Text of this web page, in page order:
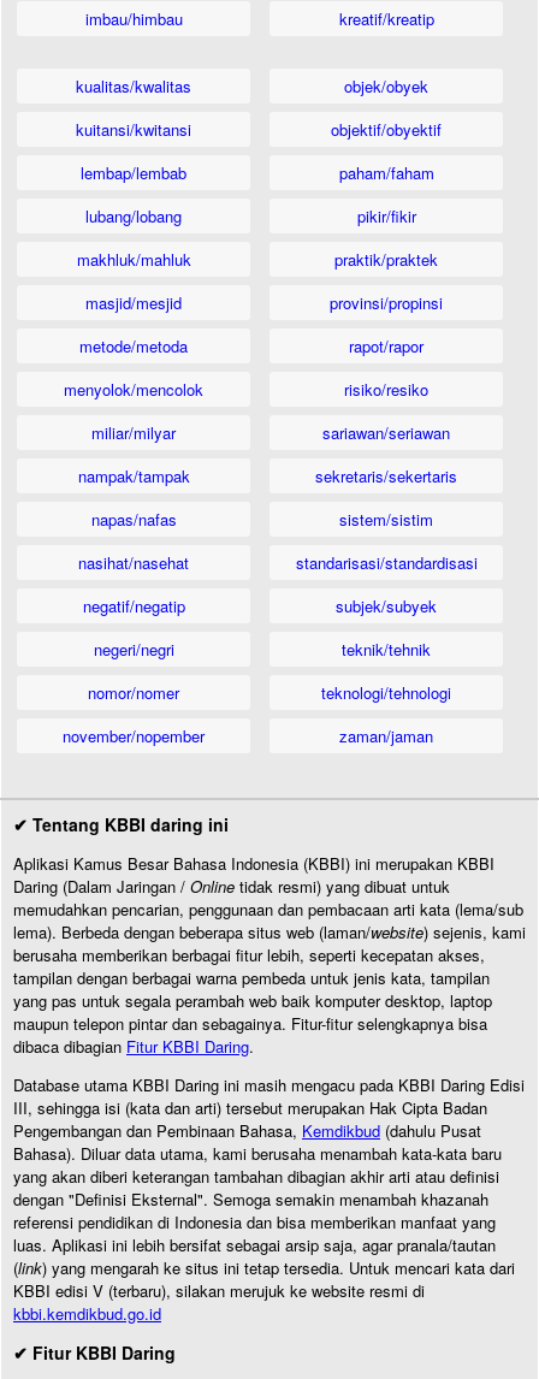
imbau/himbau kreatif/kreatip
kualitas/kwalitas
kuitansi/kwitansi
lembap/lembab
lubang/lobang
makhluk/mahluk
masjid/mesjid
metode/metoda
menyolok/mencolok
miliar/milyar
nampak/tampak
napas/nafas
nasihat/nasehat
negatif/negatip
negeri/negri
nomor/nomer
november/nopember
objek/obyek
objektif/obyektif
paham/faham
pikir/fikir
praktik/praktek
provinsi/propinsi
rapot/rapor
risiko/resiko
sariawan/seriawan
sekretaris/sekertaris
sistem/sistim
standarisasi/standardisasi
subjek/subyek
teknik/tehnik
teknologi/tehnologi
zaman/jaman
✔ Tentang KBBI daring ini
Aplikasi Kamus Besar Bahasa Indonesia (KBBI) ini merupakan KBBI
Daring (Dalam Jaringan / Online tidak resmi) yang dibuat untuk
memudahkan pencarian, penggunaan dan pembacaan arti kata (lema/sub
lema). Berbeda dengan beberapa situs web (laman/website) sejenis, kami
berusaha memberikan berbagai fitur lebih, seperti kecepatan akses,
tampilan dengan berbagai warna pembeda untuk jenis kata, tampilan
yang pas untuk segala perambah web baik komputer desktop, laptop
maupun telepon pintar dan sebagainya. Fitur-fitur selengkapnya bisa
dibaca dibagian Fitur KBBI Daring.
Database utama KBBI Daring ini masih mengacu pada KBBI Daring Edisi
III, sehingga isi (kata dan arti) tersebut merupakan Hak Cipta Badan
Pengembangan dan Pembinaan Bahasa, Kemdikbud (dahulu Pusat
Bahasa). Diluar data utama, kami berusaha menambah kata-kata baru
yang akan diberi keterangan tambahan dibagian akhir arti atau definisi
dengan "Definisi Eksternal". Semoga semakin menambah khazanah
referensi pendidikan di Indonesia dan bisa memberikan manfaat yang
luas. Aplikasi ini lebih bersifat sebagai arsip saja, agar pranala/tautan
(link) yang mengarah ke situs ini tetap tersedia. Untuk mencari kata dari
KBBI edisi V (terbaru), silakan merujuk ke website resmi di
kbbi.kemdikbud.go.id
✔ Fitur KBBI Daring